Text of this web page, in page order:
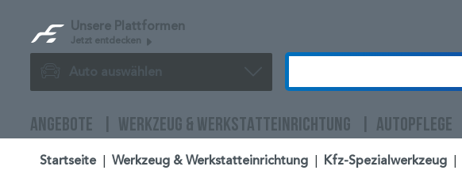
Unsere Plattformen
Jetzt entdecken
Auto auswählen
ANGEBOTE WERKZEUG & WERKSTATTEINRICHTUNG AUTOPFLEGE
Startseite Werkzeug & Werkstatteinrichtung Kfz-Spezialwerkzeug